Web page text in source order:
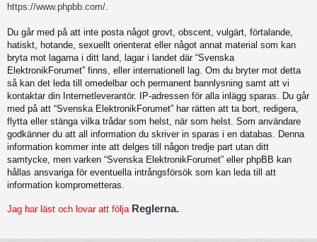
https://www.phpbb.com/
Du går med på att inte posta något grovt, obscent, vulgärt, förtalande,
hatiskt, hotande, sexuellt orienterat eller något annat material som kan
bryta mot lagarna i ditt land, lagar i landet där “Svenska
ElektronikForumet” finns, eller internationell lag. Om du bryter mot detta
så kan det leda till omedelbar och permanent bannlysning samt att vi
kontaktar din Internetleverantör. IP-adressen för alla inlägg sparas. Du går
med på att “Svenska ElektronikForumet” har rätten att ta bort, redigera,
flytta eller stänga vilka trådar som helst, när som helst. Som användare
godkänner du att all information du skriver in sparas i en databas. Denna
information kommer inte att delges till någon tredje part utan ditt
samtycke, men varken “Svenska ElektronikForumet” eller phpBB kan
hållas ansvariga för eventuella intrångsförsök som kan leda till att
information komprometteras.
Jag har läst och lovar att följa Reglerna.